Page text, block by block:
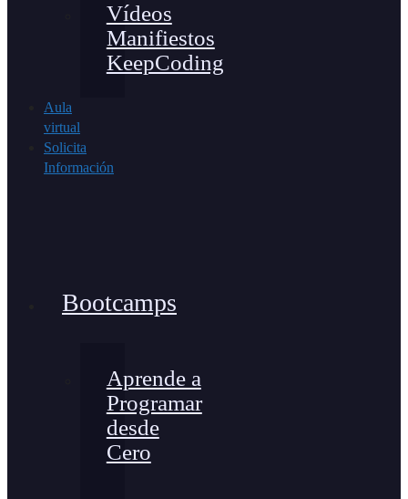
Vídeos
Manifiestos
KeepCoding
Aula
virtual
Solicita
Información
Bootcamps
Aprende a
Programar
desde
Cero